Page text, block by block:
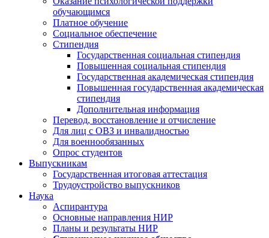
обучающимся
Платное обучение
Социальное обеспечение
Стипендия
Государственная социальная стипендия
Повышенная социальная стипендия
Государственная академическая стипендия
Повышенная государственная академическая
стипендия
Дополнительная информация
Перевод, восстановление и отчисление
Для лиц с ОВЗ и инвалидностью
Для военнообязанных
Опрос студентов
Выпускникам
Государственная итоговая аттестация
Трудоустройство выпускников
Наука
Аспирантура
Основные направления НИР
Планы и результаты НИР